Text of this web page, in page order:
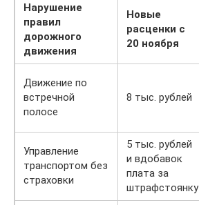
Нарушение
правил
дорожного
движения
Новые
расценки с
20 ноября
Движение по
встречной
полосе
8 тыс. рублей
Управление
транспортом без
страховки
5 тыс. рублей
и вдобавок
плата за
штрафстоянку